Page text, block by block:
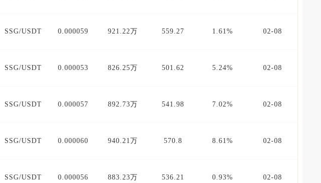
SSG/USDT 0.000059 921.22万 559.27 1.61% 02-08
SSG/USDT 0.000053 826.25万 501.62 5.24% 02-08
SSG/USDT 0.000057 892.73万 541.98 7.02% 02-08
SSG/USDT 0.000060 940.21万 570.8 8.61% 02-08
SSG/USDT 0.000056 883.23万 536.21 0.93% 02-08